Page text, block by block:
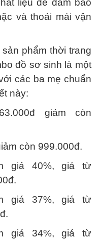
liệu để đảm bảo
và thoải mái vận
phẩm thời trang
đồ sơ sinh là một
các ba mẹ chuẩn
này:
giảm còn
còn 999.000đ.
giá 40%, giá từ
giá 37%, giá từ
giá 34%, giá từ